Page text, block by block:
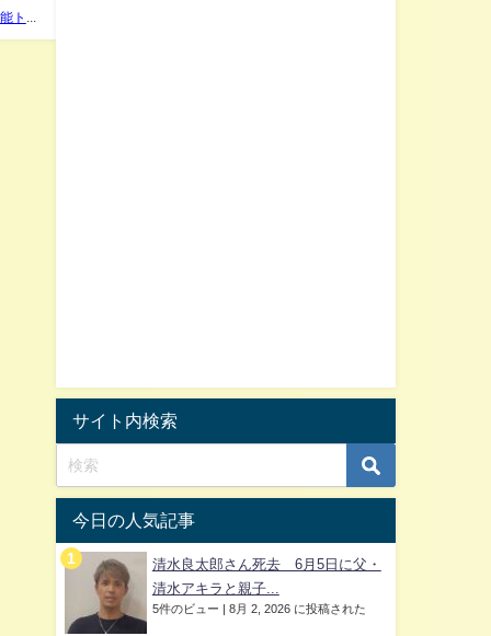
サイト内検索
今日の人気記事
清水良太郎さん死去 6月5日に父・
清水アキラと親子...
5件のビュー | 8月 2, 2026 に投稿された